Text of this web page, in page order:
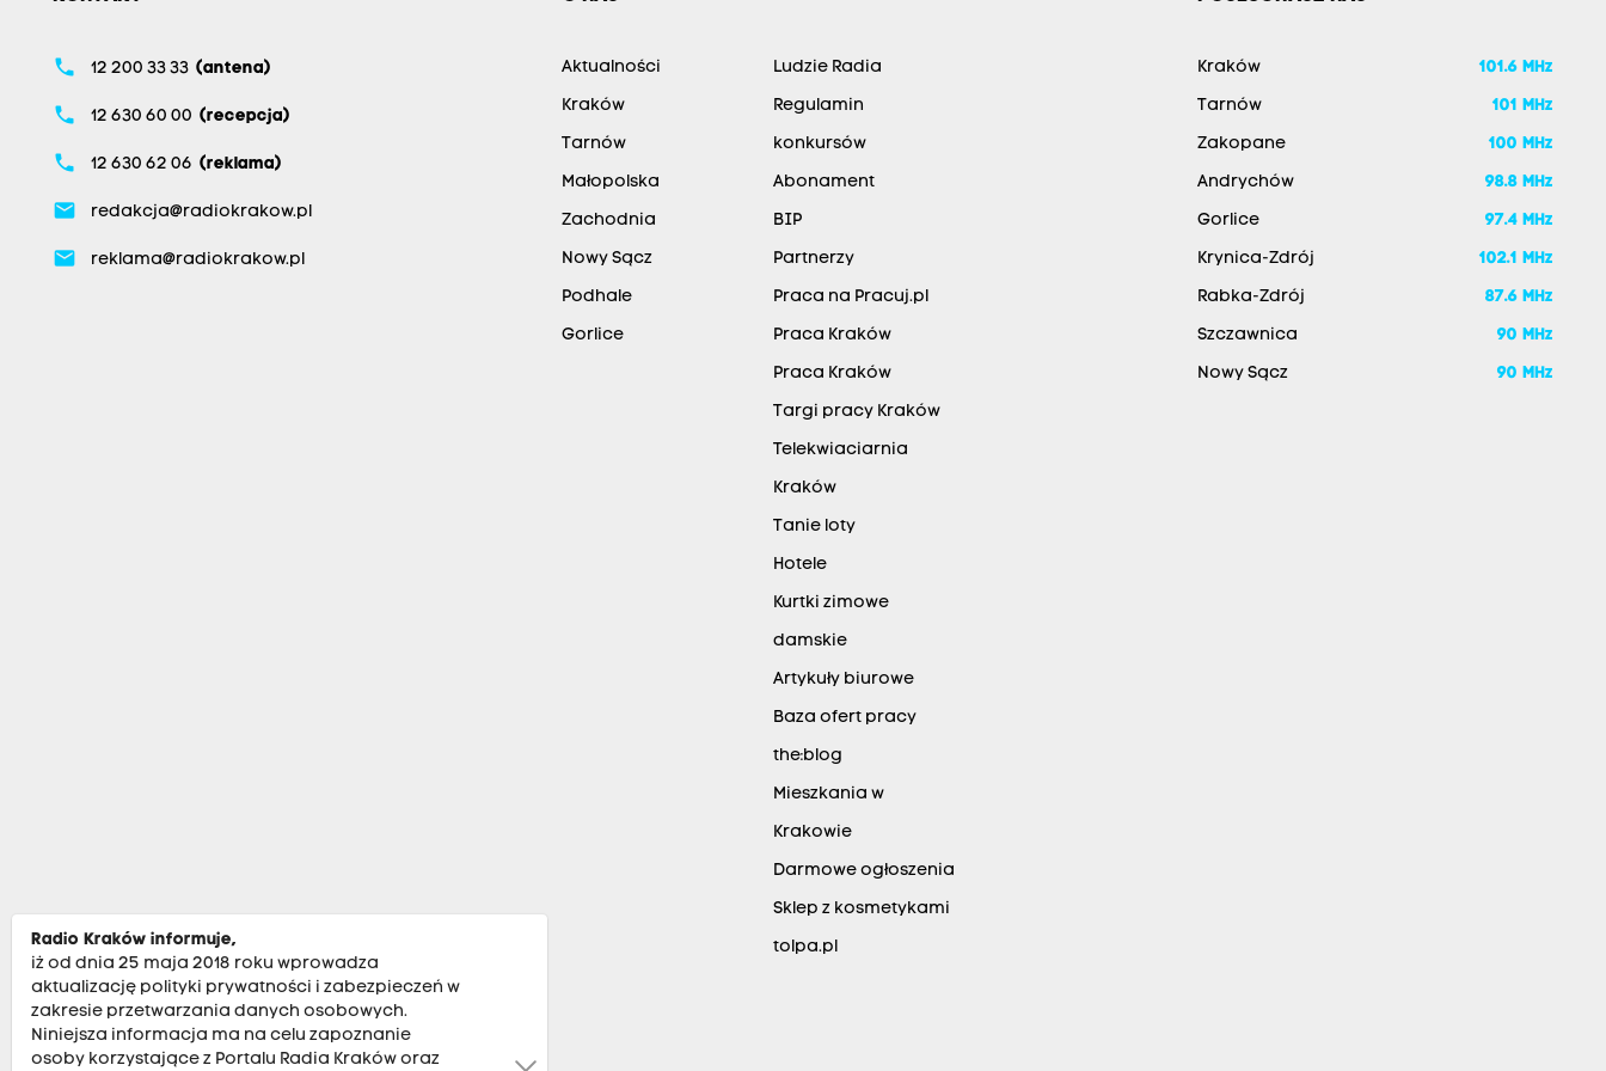
phone 12 200 33 33 (antena)
phone 12 630 60 00 (recepcja)
phone 12 630 62 06 (reklama)
email redakcja@radiokrakow.pl
email reklama@radiokrakow.pl
Aktualności
Kraków
Tarnów
Małopolska
Zachodnia
Nowy Sącz
Podhale
Gorlice
Ludzie Radia
Regulamin
konkursów
Abonament
BIP
Partnerzy
Praca na Pracuj.pl
Praca Kraków
Praca Kraków
Targi pracy Kraków
Telekwiaciarnia
Kraków
Tanie loty
Hotele
Kurtki zimowe
damskie
Artykuły biurowe
Baza ofert pracy
the:blog
Mieszkania w
Krakowie
Darmowe ogłoszenia
Sklep z kosmetykami
tolpa.pl
Kraków 101.6 MHz
Tarnów 101 MHz
Zakopane 100 MHz
Andrychów 98.8 MHz
Gorlice 97.4 MHz
Krynica-Zdrój 102.1 MHz
Rabka-Zdrój 87.6 MHz
Szczawnica 90 MHz
Nowy Sącz 90 MHz
Radio Kraków informuje,
iż od dnia 25 maja 2018 roku wprowadza
aktualizację polityki prywatności i zabezpieczeń w
zakresie przetwarzania danych osobowych.
Niniejsza informacja ma na celu zapoznanie
osoby korzystające z Portalu Radia Kraków oraz